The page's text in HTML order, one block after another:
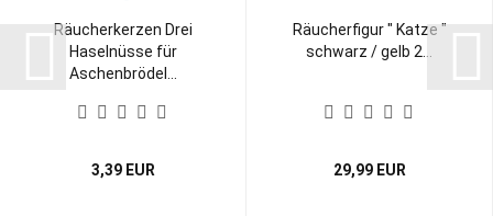
Räucherkerzen Drei
Haselnüsse für
Aschenbrödel...
3,39 EUR
Räucherfigur " Katze "
schwarz / gelb 2...
29,99 EUR